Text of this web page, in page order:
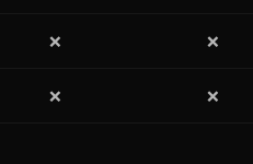
❌ ❌
❌ ❌